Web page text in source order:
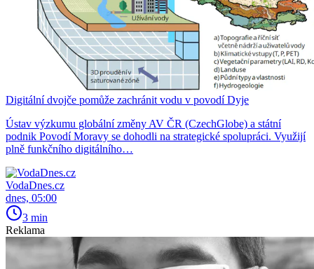
Digitální dvojče pomůže zachránit vodu v povodí Dyje
Ústav výzkumu globální změny AV ČR (CzechGlobe) a státní
podnik Povodí Moravy se dohodli na strategické spolupráci. Využijí
plně funkčního digitálního…
VodaDnes.cz
dnes, 05:00
3 min
Reklama